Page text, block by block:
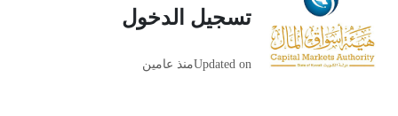
تسجيل الدخول
Updated onمنذ عامين